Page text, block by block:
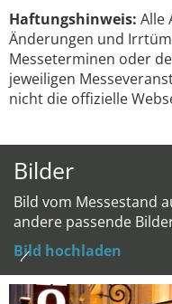
Haftungshinweis: Alle
Änderungen und
Messeterminen oder
jeweiligen
nicht die offizielle
Bilder
Bild vom Messestand
andere passende
Bild hochladen